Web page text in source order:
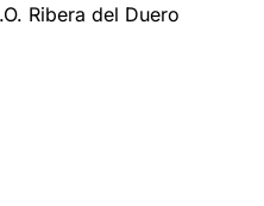
Ribera del Duero